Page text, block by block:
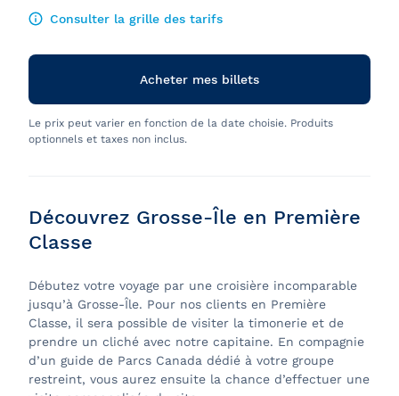
Consulter la grille des tarifs
Acheter mes billets
Le prix peut varier en fonction de la date choisie. Produits
optionnels et taxes non inclus.
Découvrez Grosse-Île en Première
Classe
Débutez votre voyage par une croisière incomparable
jusqu’à Grosse-Île. Pour nos clients en Première
Classe, il sera possible de visiter la timonerie et de
prendre un cliché avec notre capitaine. En compagnie
d’un guide de Parcs Canada dédié à votre groupe
restreint, vous aurez ensuite la chance d’effectuer une